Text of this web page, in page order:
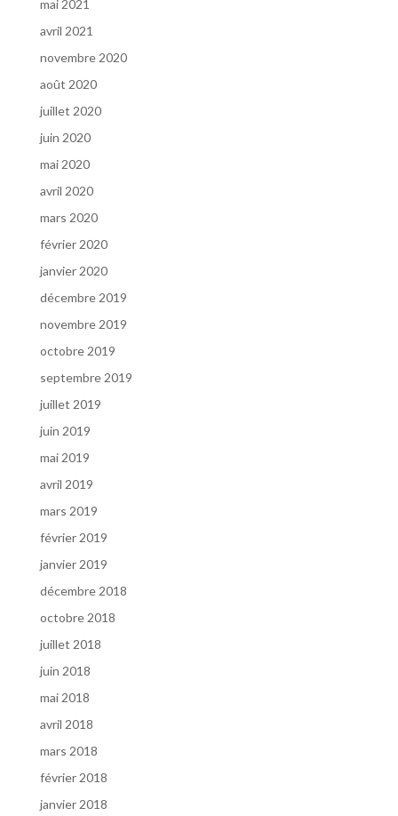
mai 2021
avril 2021
novembre 2020
août 2020
juillet 2020
juin 2020
mai 2020
avril 2020
mars 2020
février 2020
janvier 2020
décembre 2019
novembre 2019
octobre 2019
septembre 2019
juillet 2019
juin 2019
mai 2019
avril 2019
mars 2019
février 2019
janvier 2019
décembre 2018
octobre 2018
juillet 2018
juin 2018
mai 2018
avril 2018
mars 2018
février 2018
janvier 2018